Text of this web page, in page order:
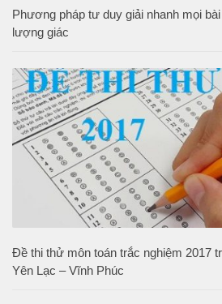
Phương pháp tư duy giải nhanh mọi
lượng giác
Đề thi thử môn toán trắc nghiệm 2017
Yên Lạc – Vĩnh Phúc